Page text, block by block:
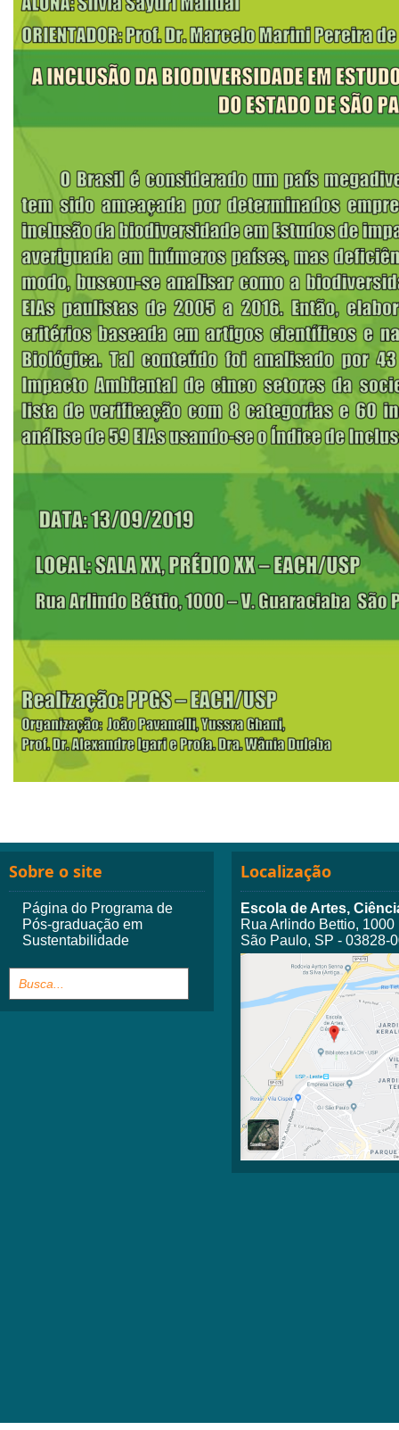
Sobre o site
Página do Programa de
Pós-graduação em
Sustentabilidade
Localização
Escola de Artes,
Rua Arlindo Bettio, 1000
São Paulo, SP - 03828-